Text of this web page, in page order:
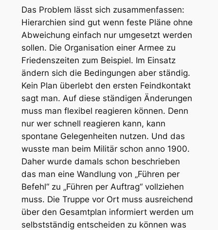
Das Problem lässt sich zusammenfassen:
Hierarchien sind gut wenn feste Pläne ohne
Abweichung einfach nur umgesetzt werden
sollen. Die Organisation einer Armee zu
Friedenszeiten zum Beispiel. Im Einsatz
ändern sich die Bedingungen aber ständig.
Kein Plan überlebt den ersten Feindkontakt
sagt man. Auf diese ständigen Änderungen
muss man flexibel reagieren können. Denn
nur wer schnell reagieren kann, kann
spontane Gelegenheiten nutzen. Und das
wusste man beim Militär schon anno 1900.
Daher wurde damals schon beschrieben
das man eine Wandlung von „Führen per
Befehl“ zu „Führen per Auftrag“ vollziehen
muss. Die Truppe vor Ort muss ausreichend
über den Gesamtplan informiert werden um
selbstständig entscheiden zu können was